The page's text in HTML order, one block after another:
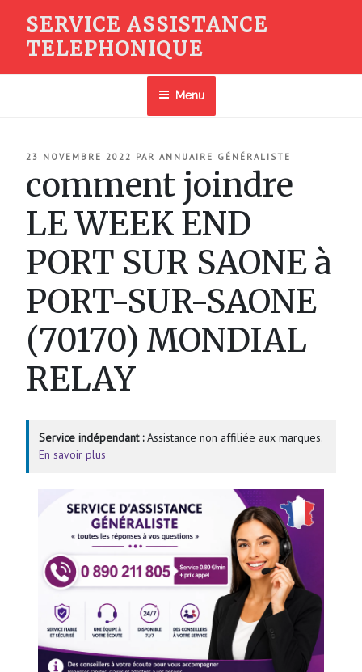
contenu
SERVICE ASSISTANCE
TELEPHONIQUE
Menu
PUBLIÉ
23 NOVEMBRE 2022 PAR ANNUAIRE GÉNÉRALISTE
comment joindre
LE WEEK END
PORT SUR SAONE à
PORT-SUR-SAONE
(70170) MONDIAL
RELAY
Service indépendant :Assistance non affiliée aux marques.
En savoir plus